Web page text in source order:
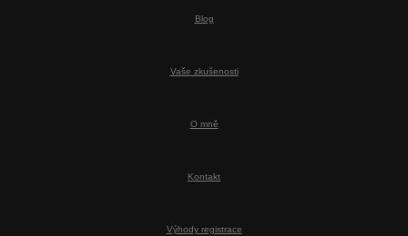
Blog
Vaše zkušenosti
O mně
Kontakt
Výhody registrace